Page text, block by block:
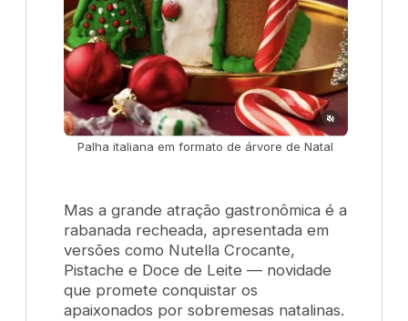
Palha italiana em formato de árvore de Natal
Mas a grande atração gastronômica é a
rabanada recheada, apresentada em
versões como Nutella Crocante,
Pistache e Doce de Leite — novidade
que promete conquistar os
apaixonados por sobremesas natalinas.